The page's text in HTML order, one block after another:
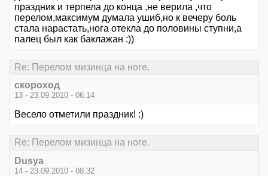
праздник и терпела до конца ,не верила ,что
перелом,максимум думала ушиб,но к вечеру боль
стала нарастать,нога отекла до половины ступни,а
палец был как баклажан :))
Re: Перелом мизинца на ноге.
скороход
13 - 23.09.2010 - 06:14
Весело отметили праздник! :)
Re: Перелом мизинца на ноге.
Dusya
14 - 23.09.2010 - 08:32